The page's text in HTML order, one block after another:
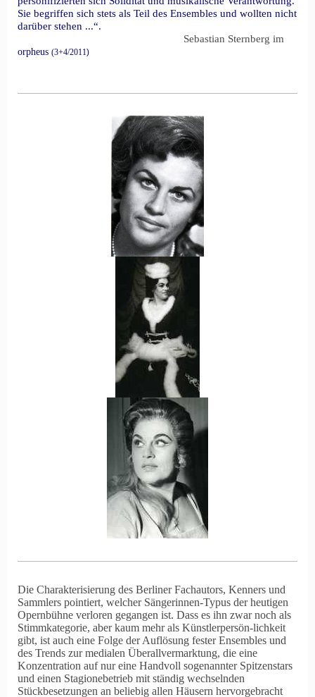
Sie begriffen sich stets als Teil des Ensembles und wollten nicht
darüber stehen ...“.
Sebastian Sternberg im
orpheus (3+4/2011)
Die Charakterisierung des Berliner Fachautors, Kenners und
Sammlers pointiert, welcher Sängerinnen-Typus der heutigen
Opernbühne verloren gegangen ist. Dass es ihn zwar noch als
Stimmkategorie, aber kaum mehr als Künstlerpersön-lichkeit
gibt, ist auch eine Folge der Auflösung fester Ensembles und
des Trends zur medialen Überallvermarktung, die eine
Konzentration auf nur eine Handvoll sogenannter Spitzenstars
und einen Stagionebetrieb mit ständig wechselnden
Stückbesetzungen an beliebig allen Häusern hervorgebracht